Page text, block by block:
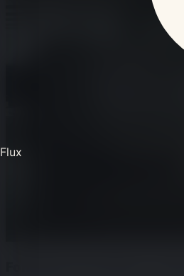
Fontenay-aux-Roses :
Flux